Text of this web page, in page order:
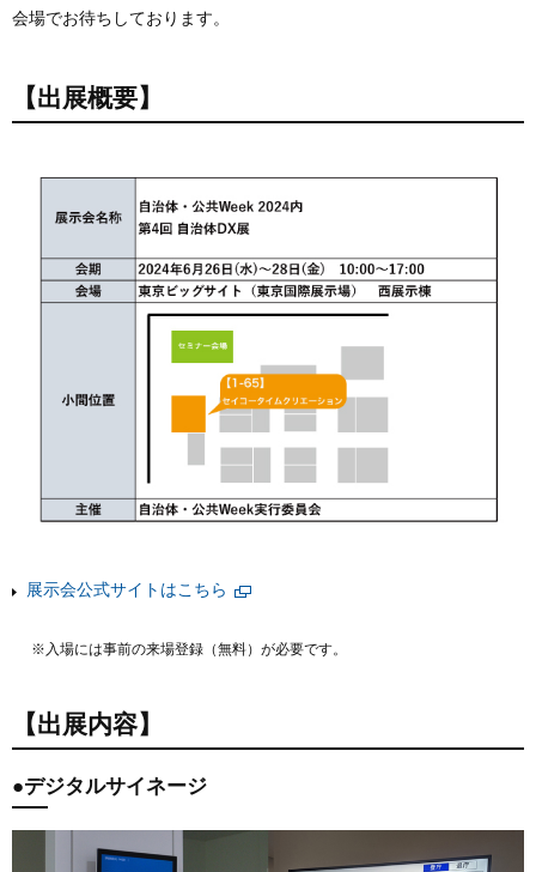
会場でお待ちしております。
【出展概要】
展示会公式サイトはこちら
※入場には事前の来場登録（無料）が必要です。
【出展内容】
●デジタルサイネージ